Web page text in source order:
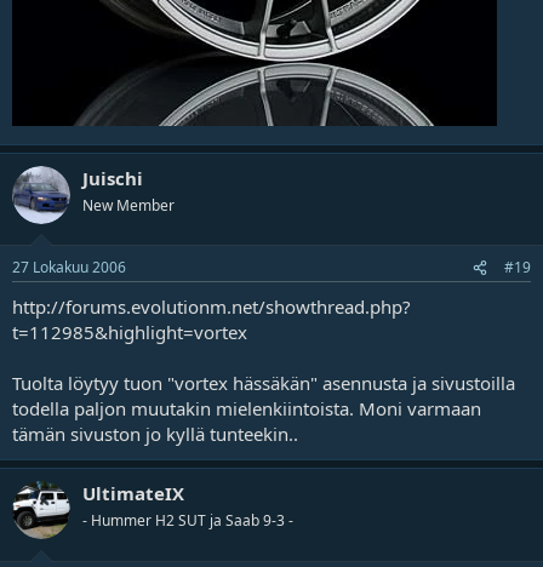
Juischi
New Member
27 Lokakuu 2006 #19
http://forums.evolutionm.net/showthread.php?
t=112985&highlight=vortex
Tuolta löytyy tuon "vortex hässäkän" asennusta ja sivustoilla
todella paljon muutakin mielenkiintoista. Moni varmaan
tämän sivuston jo kyllä tunteekin..
UltimateIX
- Hummer H2 SUT ja Saab 9-3 -